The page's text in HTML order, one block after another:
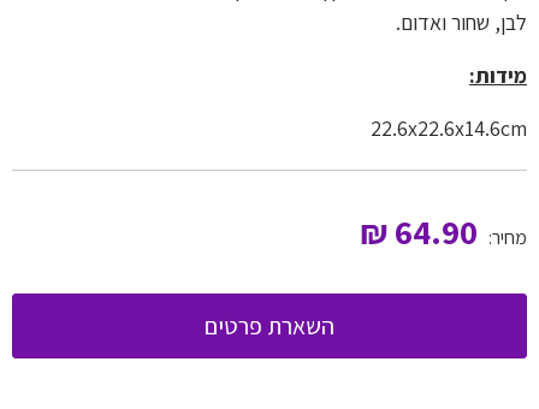
לבן, שחור ואדום.
מידות:
22.6x22.6x14.6cm
מחיר: 64.90
₪
השארת פרטים